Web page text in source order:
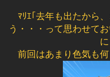
ﾏﾘｴ｢去年も出たから
う・・・って思わせて
に
前回はあまり色気も